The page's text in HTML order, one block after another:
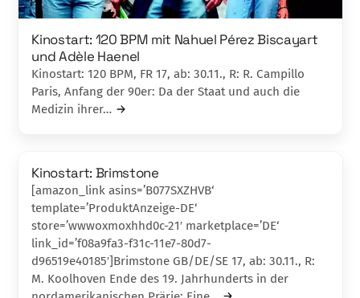
Kinostart: 120 BPM mit Nahuel Pérez Biscayart
und Adèle Haenel
Kinostart: 120 BPM, FR 17, ab: 30.11., R: R. Campillo
Paris, Anfang der 90er: Da der Staat und auch die
Medizin ihrer…
Kinostart: Brimstone
[amazon_link asins=’B077SXZHVB‘
template=’ProduktAnzeige-DE‘
store=’wwwoxmoxhhd0c-21′ marketplace=’DE‘
link_id=’f08a9fa3-f31c-11e7-80d7-
d96519e40185′]Brimstone GB/DE/SE 17, ab: 30.11., R:
M. Koolhoven Ende des 19. Jahrhunderts in der